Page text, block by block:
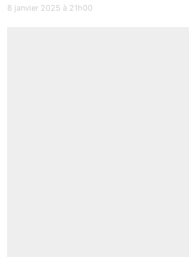
8 janvier 2025 à 21h00